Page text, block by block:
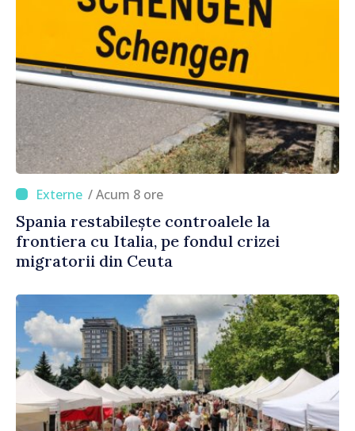
/ Acum 8 ore
Spania restabilește controalele la
frontiera cu Italia, pe fondul crizei
migratorii din Ceuta